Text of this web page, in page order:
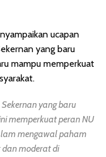
ucapan
yang baru
mampu memperkuat
yang baru
memperkuat peran NU
mengawal paham
dan moderat di